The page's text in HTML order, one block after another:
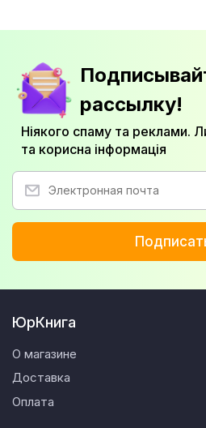
рассылку!
Ніякого спаму та реклами.
та корисна інформація
ЮрКнига
О магазине
Доставка
Оплата